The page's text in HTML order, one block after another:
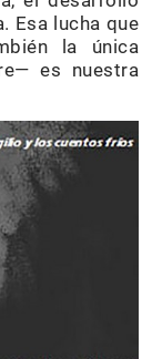
Esa lucha que
la única
es nuestra